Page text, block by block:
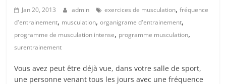
Jan 20, 2013 admin exercices de musculation,fréquence
d'entrainement, musculation,organigrame d'entrainement,
programme de musculation intense, programme musculation,
surentrainement
Vous avez peut être déjà vue, dans votre salle de sport,
une personne venant tous les jours avec une fréquence